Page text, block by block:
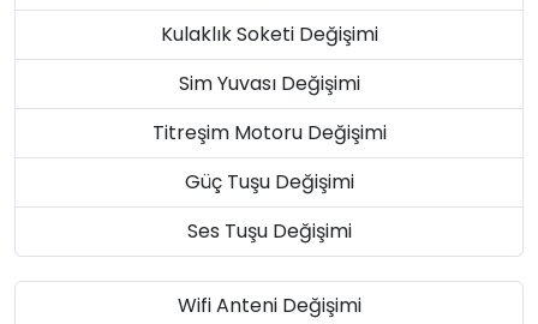
Kulaklık Soketi Değişimi
Sim Yuvası Değişimi
Titreşim Motoru Değişimi
Güç Tuşu Değişimi
Ses Tuşu Değişimi
Wifi Anteni Değişimi